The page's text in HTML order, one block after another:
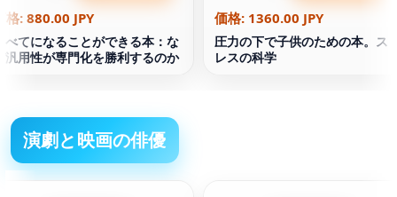
格: 880.00 JPY
べてになることができる本：な
汎用性が専門化を勝利するのか
価格: 1360.00 JPY
圧力の下で子供のための本。ス
レスの科学
演劇と映画の俳優